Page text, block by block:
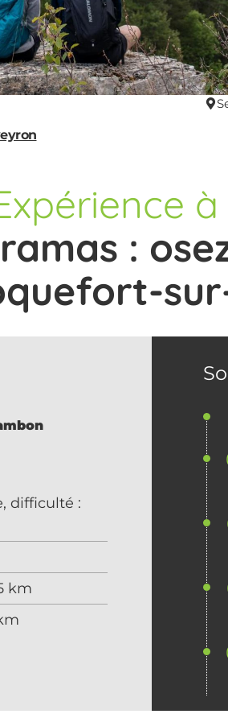
:
difficulté :
km